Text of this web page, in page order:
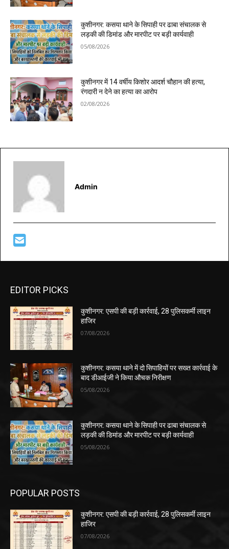
कुशीनगर: कसया थाने के सिपाही पर ढाबा संचालक से
लड़की की डिमांड और मारपीट पर बड़ी कार्यवाही
05/08/2026
कुशीनगर में 14 वर्षीय किशोर आदर्श चौहान की हत्या,
रंगदारी न देने का हत्या का आरोप
02/08/2026
Admin
EDITOR PICKS
कुशीनगर: एसपी की बड़ी कार्रवाई, 28 पुलिसकर्मी लाइन
हाजिर
07/08/2026
कुशीनगर: कसया थाने में दो सिपाहियों पर सख्त कार्रवाई के
बाद डीआईजी ने किया औचक निरीक्षण
05/08/2026
कुशीनगर: कसया थाने के सिपाही पर ढाबा संचालक से
लड़की की डिमांड और मारपीट पर बड़ी कार्यवाही
05/08/2026
POPULAR POSTS
कुशीनगर: एसपी की बड़ी कार्रवाई, 28 पुलिसकर्मी लाइन
हाजिर
07/08/2026